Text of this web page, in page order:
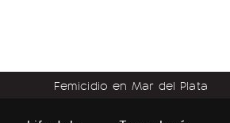
Femicidio en Mar del Plata